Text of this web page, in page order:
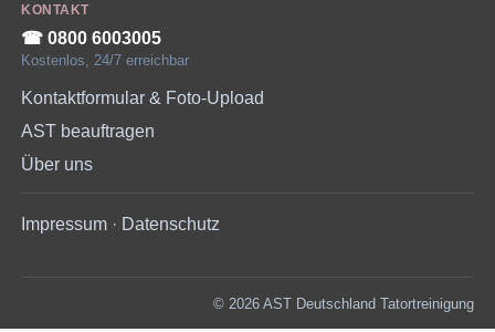
KONTAKT
☎︎ 0800 6003005
Kostenlos, 24/7 erreichbar
Kontaktformular & Foto-Upload
AST beauftragen
Über uns
Impressum · Datenschutz
© 2026 AST Deutschland Tatortreinigung